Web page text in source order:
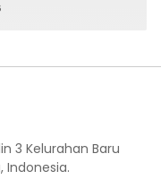
3 Kelurahan Baru
Indonesia.